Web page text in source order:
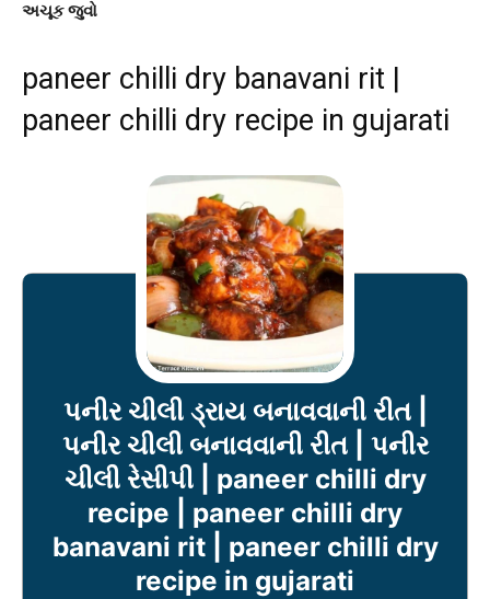
અચૂક જુવો
paneer chilli dry banavani rit |
paneer chilli dry recipe in gujarati
પનીર ચીલી ડ્રાય બનાવવાની રીત |
પનીર ચીલી બનાવવાની રીત | પનીર
ચીલી રેસીપી | paneer chilli dry
recipe | paneer chilli dry
banavani rit | paneer chilli dry
recipe in gujarati